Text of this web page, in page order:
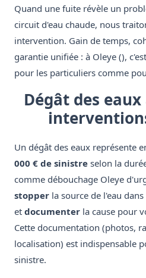
Quand une fuite révèle un
circuit d'eau chaude, nous
intervention. Gain de temps,
garantie unifiée : à Oleye (),
pour les particuliers comme
Dégât des
Un dégât des eaux représente
000 € de sinistre selon la
comme débouchage Oleye
stopper la source de l'eau
et documenter la cause pour
Cette documentation (photos,
localisation) est indispensable
sinistre.